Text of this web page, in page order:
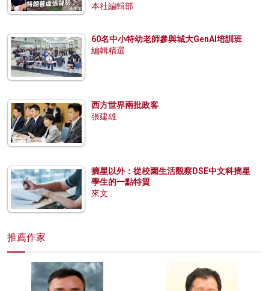
本社編輯部
60名中小特幼老師參與城大GenAI培訓班
編輯精選
西方世界兩批政客
張建雄
摘星以外：從校園生活觀察DSE中文科摘星
學生的一點特質
來文
推薦作家